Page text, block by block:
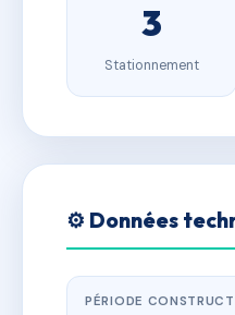
3
Stationnement
⚙️ Données
PÉRIODE